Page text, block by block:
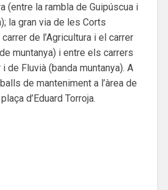
(entre la rambla de Guipúscua i
la gran via de les Corts
de l’Agricultura i el carrer
muntanya) i entre els carrers
de Fluvià (banda muntanya). A
de manteniment a l’àrea de
d’Eduard Torroja.